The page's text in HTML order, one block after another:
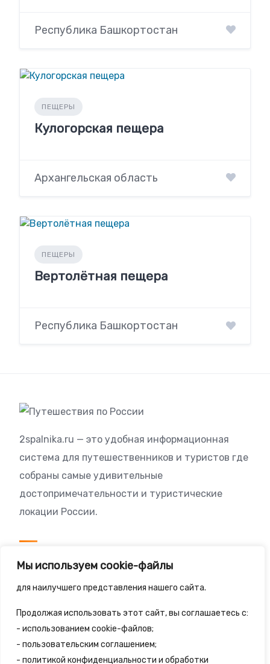
Мы используем cookie-файлы
для наилучшего представления нашего сайта.
Продолжая использовать этот сайт, вы соглашаетесь с:
- использованием cookie-файлов;
- пользовательским соглашением;
- политикой конфиденциальности и обработки
Республика Башкортостан
ПЕЩЕРЫ
Кулогорская пещера
Архангельская область
ПЕЩЕРЫ
Вертолётная пещера
Республика Башкортостан
2spalnika.ru — это удобная информационная
система для путешественников и туристов где
собраны самые удивительные
достопримечательности и туристические
локации России.